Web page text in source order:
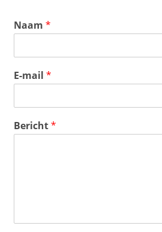
Naam*
E-mail*
Bericht*